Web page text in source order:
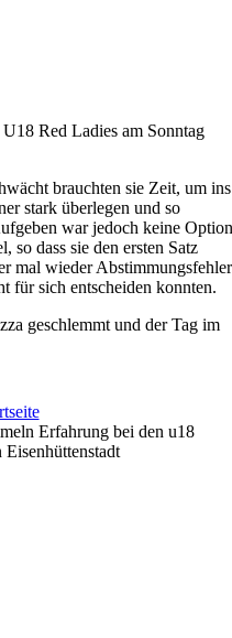
Red Ladies am Sonntag
brauchten sie Zeit, um ins
stark überlegen und so
war jedoch keine Option
so dass sie den ersten Satz
mal wieder Abstimmungsfehler
für sich entscheiden konnten.
geschlemmt und der Tag im
Erfahrung bei den u18